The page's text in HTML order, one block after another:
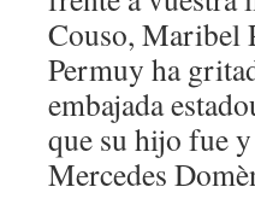
Couso, Maribel
Permuy ha
embajada
que su hijo fue
Mercedes